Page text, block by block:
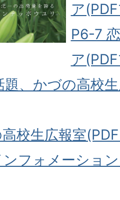
ア
P6-7
ア
、かづの高校
校生広報室
フォメーショ